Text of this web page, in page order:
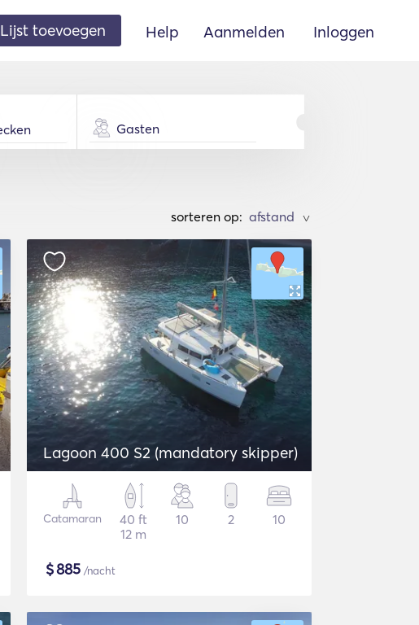
Lijst toevoegen Help Aanmelden Inloggen
Gasten
sorteren op: >
Lagoon 400 S2 (mandatory skipper)
Catamaran
40 ft
12 m
10 2 10
$885 /nacht